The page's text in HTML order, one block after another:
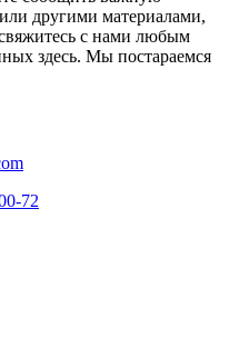
другими материалами,
с нами любым
здесь. Мы постараемся
72